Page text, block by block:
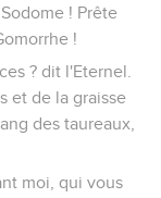
! Prête
!
? dit l'Eternel.
et de la graisse
des taureaux,
moi, qui vous